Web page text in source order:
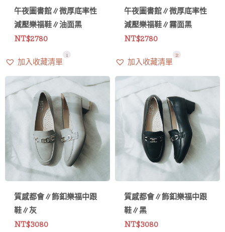
午夜圖書館∥微厚底率性
減壓樂福鞋∥油面黑
NT$2780
加入收藏清單
1
午夜圖書館∥微厚底率性
減壓樂福鞋∥霧面黑
NT$2780
加入收藏清單
2
質感都會∥飾釦樂福中跟
鞋∥灰
NT$3080
質感都會∥飾釦樂福中跟
鞋∥黑
NT$3080